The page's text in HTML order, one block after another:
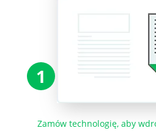
1
Zamów technologię, aby